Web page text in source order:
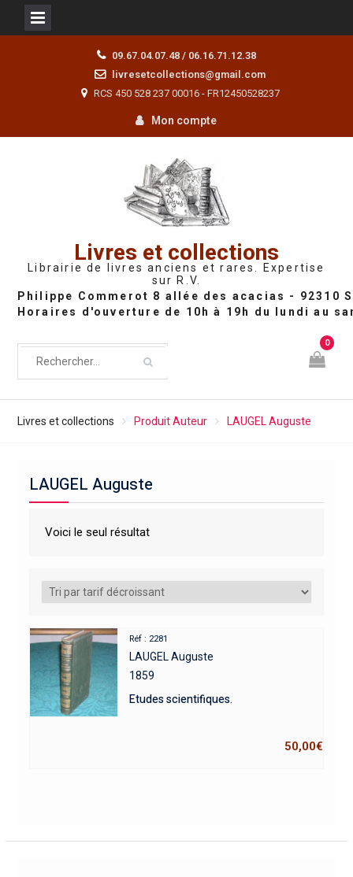
09.67.04.07.48 / 06.16.71.12.38
livresetcollections@gmail.com
RCS 450 528 237 00016 - FR12450528237
Mon compte
Livres et collections
Librairie de livres anciens et rares. Expertise
sur R.V.
0
Livres et collections Produit Auteur LAUGEL Auguste
LAUGEL Auguste
Voici le seul résultat
Réf : 2281
LAUGEL Auguste
1859
Etudes scientifiques.
50,00€